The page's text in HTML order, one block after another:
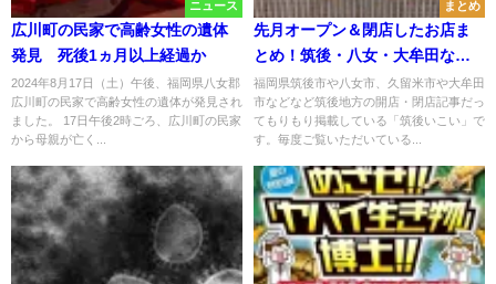
ニュース
広川町の民家で高齢女性の遺体
発見 死後1ヵ月以上経過か
2024年8月17日（土）午後、福岡県八女郡
広川町の民家で高齢女性の遺体が発見され
ました。 17日午後2時ごろ、広川町の民家
から母親が亡く...
まとめ
先月オープン＆閉店したお店ま
とめ！筑後・八女・大牟田など
筑後地方の開店閉店情報（2025
年10月）
福岡県筑後市や八女市、久留米市や大牟田
市などなど筑後地方の開店・閉店記事だっ
てもりもり掲載している「筑後いこい」で
す。毎度ご覧いただいている...